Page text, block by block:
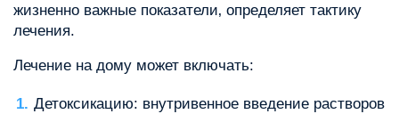
жизненно важные показатели‚ определяет тактику
лечения.
Лечение на дому может включать:
Детоксикацию: внутривенное введение растворов